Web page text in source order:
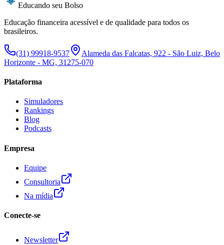
Educando seu Bolso
Educação financeira acessível e de qualidade para todos os
brasileiros.
(31) 99918-9537
Alameda das Falcatas, 922 - São Luiz, Belo
Horizonte - MG, 31275-070
Plataforma
Simuladores
Rankings
Blog
Podcasts
Empresa
Equipe
Consultoria
Na mídia
Conecte-se
Newsletter